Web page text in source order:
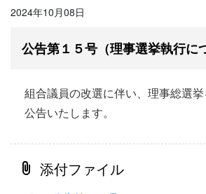
2024年10月08日
公告第１５号（理事選挙執行に
組合議員の改選に伴い、理事総選
公告いたします。
添付ファイル